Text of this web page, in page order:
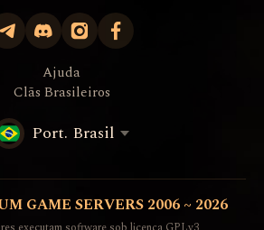
Ajuda
Clãs Brasileiros
Port. Brasil
GAME SERVERS 2006 ~ 2026